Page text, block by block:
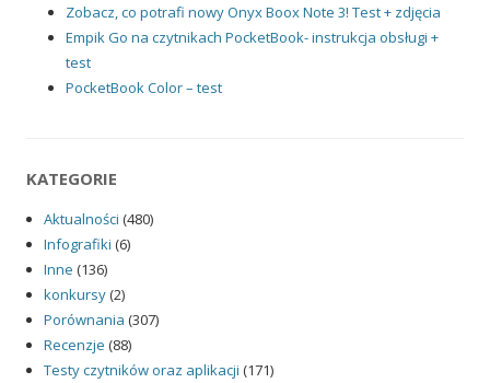
Zobacz, co potrafi nowy Onyx Boox Note 3! Test + zdjęcia
Empik Go na czytnikach PocketBook- instrukcja obsługi +
test
PocketBook Color – test
KATEGORIE
Aktualności (480)
Infografiki (6)
Inne (136)
konkursy(2)
Porównania (307)
Recenzje (88)
Testy czytników oraz aplikacji (171)